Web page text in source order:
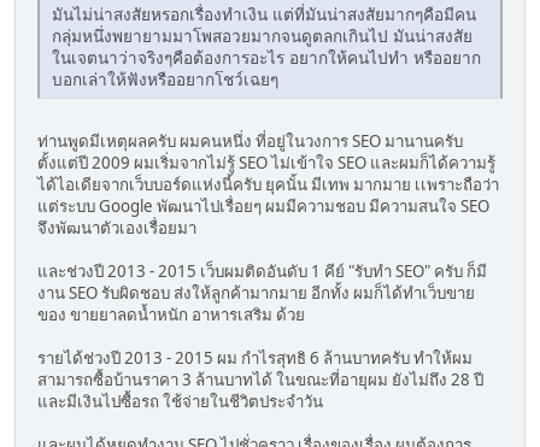
มันไม่น่าสงสัยหรอกเรื่องทำเงิน แต่ที่มันน่าสงสัยมากๆคือมีคน
กลุ่มหนึ่งพยายามมาโพสอวยมากจนดูตลกเกินไป มันน่าสงสัย
ในเจตนาว่าจริงๆคือต้องการอะไร อยากให้คนไปทำ หรืออยาก
บอกเล่าให้ฟังหรืออยากโชว์เฉยๆ
ท่านพูดมีเหตุผลครับ ผมคนหนึ่ง ที่อยู่ในวงการ SEO มานานครับ
ตั้งแต่ปี 2009 ผมเริ่มจากไม่รู้ SEO ไม่เข้าใจ SEO และผมก็ได้ความรู้
ได้ไอเดียจากเว็บบอร์ดแห่งนี้ครับ ยุคนั้น มีเทพ มากมาย เเพราะถือว่า
แต่ระบบ Google พัฒนาไปเรื่อยๆ ผมมีความชอบ มีความสนใจ SEO
จึงพัฒนาตัวเองเรื่อยมา
และช่วงปี 2013 - 2015 เว็บผมติดอันดับ 1 คีย์ "รับทำ SEO" ครับ ก็มี
งาน SEO รับผิดชอบ ส่งให้ลูกค้ามากมาย อีกทั้ง ผมก็ได้ทำเว็บขาย
ของ ขายยาลดน้ำหนัก อาหารเสริม ด้วย
รายได้ช่วงปี 2013 - 2015 ผม กำไรสุทธิ 6 ล้านบาทครับ ทำให้ผม
สามารถซื้อบ้านราคา 3 ล้านบาทได้ ในขณะที่อายุผม ยังไม่ถึง 28 ปี
และมีเงินไปซื้อรถ ใช้จ่ายในชีวิตประจำวัน